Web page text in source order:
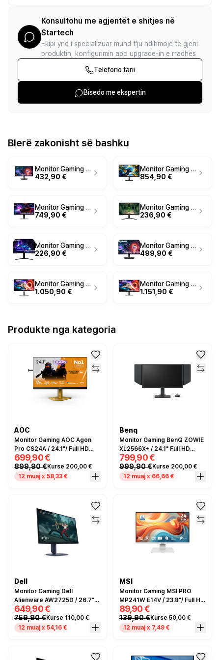
Konsultohu me agjentët e shitjes në
Startech
Ekipi ynë i specializuar mund t'ju ndihmojë të gjeni
produktin, konfigurimin apo upgrade-in e rradhës
Telefono tani
Bisedo me ekspertin
Blerë zakonisht së bashku
Monitor Gaming Samsung Odyssey OLED G5 G50SF / 27" / QHD OLED / 180Hz / 0.03ms / HDMI+DisplayPort - Zezë
432,90 €
Monitor Gaming Samsung Odyssey G7 G73SH / 32" / 4K UHD OLED / 240Hz / 0.03ms / HDMI+DisplayPort - Zezë
854,90 €
Monitor Gaming Samsung Odyssey OLED G8 G81SF / 27" / 4K UHD OLED / 240Hz / 0.03ms / 2×HDMI+DisplayPort+USB-C - Argjend
749,90 €
Monitor Gaming Samsung Odyssey G4 G40B / 27" / Full HD IPS / 240Hz / 1ms / HDMI+DisplayPort - Zezë
236,90 €
Monitor Gaming Samsung Odyssey LS24DG300EU / LS24DG300EUXEN / 24" / Full HD IPS / 180Hz / 1ms / HDMI+DisplayPort - Zezë
226,90 €
Monitor Gaming Samsung Odyssey S27FG502SU / LS27FG502SUXEN / 27" / QHD IPS / 180Hz / 1ms / HDMI+DisplayPort - Zezë
499,90 €
Monitor Gaming Samsung Odyssey OLED G80SH / 27" / 4K UHD QD-OLED / 240Hz / 0.03ms / HDMI+DP+USB - Argjend
1.050,90 €
Monitor Gaming Samsung Odyssey OLED G80SH / 32" / 4K UHD QD-OLED / 240Hz / 0.03ms / HDMI+DP+USB - Zezë
1.151,90 €
Produkte nga kategoria
AOC
Monitor Gaming AOC Agon
Pro CS24A / 24.1"/ Full HD
Ultra-Fast TN / LED / 610 Hz /
0.5 ms /
HDMI+USB+DP+HDCP -
699,90 €
899,90 €Kurse 200,00 €
12 muaj x 58,33 €
Benq
Monitor Gaming BenQ ZOWIE
XL2566X+ / 24.1" Full HD
400Hz 0.3ms / HDMI, DP, USB
/ e zezë
799,90 €
999,90 €Kurse 200,00 €
12 muaj x 66,66 €
Dell
Monitor Gaming Dell
Alienware AW2725D / 26.7"/
Quad HD 2K QD OLED /
280Hz / 0.03ms /
HDMI+DP+USB- Blu e errët
649,90 €
759,90 €Kurse 110,00 €
12 muaj x 54,16 €
MSI
Monitor Gaming MSI PRO
MP241W E14V / 23.8"/ Full HD
VA AG / 144Hz / 1ms /
HDMI+DP - Bardhë
89,90 €
139,90 €Kurse 50,00 €
12 muaj x 7,49 €